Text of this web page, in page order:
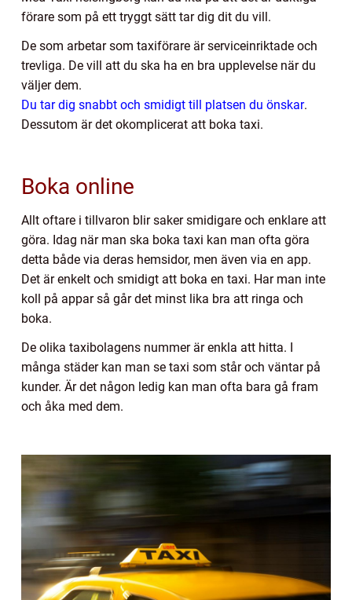
förare som på ett tryggt sätt tar dig dit du vill.
De som arbetar som taxiförare är serviceinriktade och
trevliga. De vill att du ska ha en bra upplevelse när du
väljer dem.
Du tar dig snabbt och smidigt till platsen du önskar.
Dessutom är det okomplicerat att boka taxi.
Boka online
Allt oftare i tillvaron blir saker smidigare och enklare att
göra. Idag när man ska boka taxi kan man ofta göra
detta både via deras hemsidor, men även via en app.
Det är enkelt och smidigt att boka en taxi. Har man inte
koll på appar så går det minst lika bra att ringa och
boka.
De olika taxibolagens nummer är enkla att hitta. I
många städer kan man se taxi som står och väntar på
kunder. Är det någon ledig kan man ofta bara gå fram
och åka med dem.